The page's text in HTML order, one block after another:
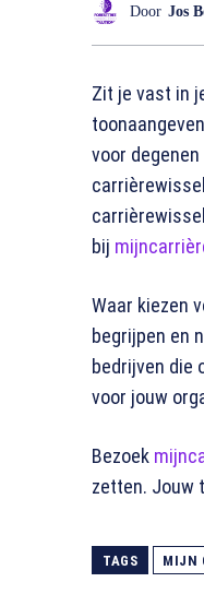
Door Jos
Zit je vast in
voor
bij
Waar kiezen
begrijpen en
bedrijven die
voor jouw
Bezoek
zetten. Jouw
TAGS MIJN